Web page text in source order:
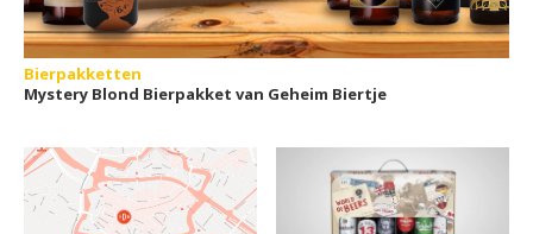
Bierpakketten
Mystery Blond Bierpakket van Geheim Biertje